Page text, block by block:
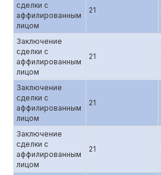
сделки с
аффилированным
лицом
21
Заключение
сделки с
аффилированным
лицом
21
Заключение
сделки с
аффилированным
лицом
21
Заключение
сделки с
аффилированным
лицом
21